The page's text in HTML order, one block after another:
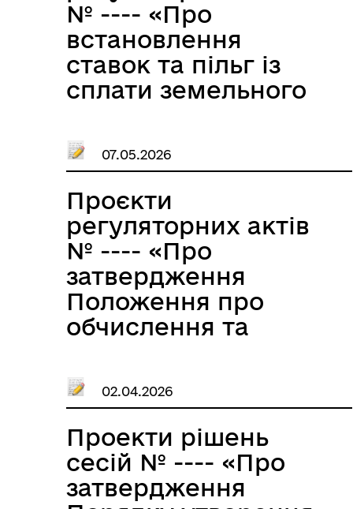
№ ---- «Про
встановлення
ставок та пільг із
сплати земельного
Великобичківської
селищної
територіальної
громади на 2027
рік»
07.05.2026
Проєкти
регуляторних актів
№ ---- «Про
затвердження
Положення про
обчислення та
туристичного збору
і затвердження
розміру ставки
туристичного збору
на території
Великобичківської
02.04.2026
Проекти рішень
сесій № ---- «Про
затвердження